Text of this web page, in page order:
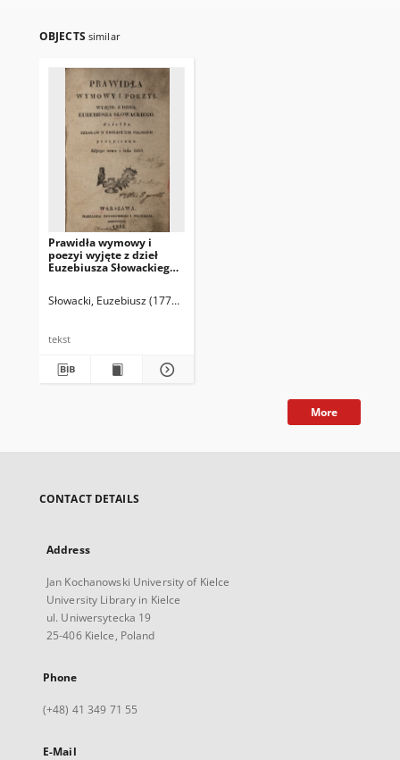
OBJECTS similar
Prawidła wymowy i
poezyi wyjęte z dzieł
Euzebiusza Słowackiego :
przepisane.
Słowacki, Euzebiusz (1773-1814)
tekst
More
CONTACT DETAILS
Address
Jan Kochanowski University of Kielce
University Library in Kielce
ul. Uniwersytecka 19
25-406 Kielce, Poland
Phone
(+48) 41 349 71 55
E-Mail